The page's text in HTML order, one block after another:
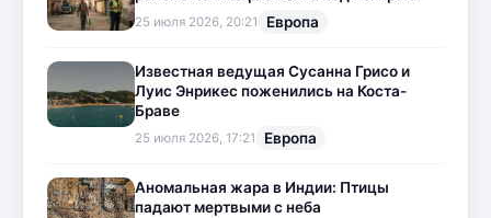
25 июля 2026, 20:21 Европа
Известная ведущая Сусанна Грисо и
Луис Энрикес поженились на Коста-
Браве
25 июля 2026, 17:21 Европа
Аномальная жара в Индии: Птицы
падают мертвыми с неба